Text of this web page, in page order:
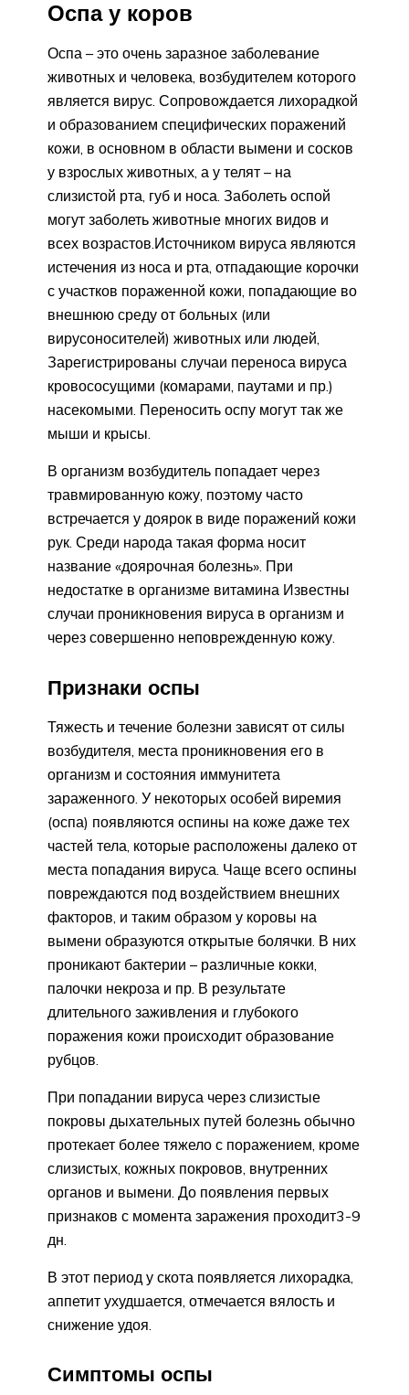
Оспа у коров
Оспа – это очень заразное заболевание
животных и человека, возбудителем которого
является вирус. Сопровождается лихорадкой
и образованием специфических поражений
кожи, в основном в области вымени и сосков
у взрослых животных, а у телят – на
слизистой рта, губ и носа. Заболеть оспой
могут заболеть животные многих видов и
всех возрастов.Источником вируса являются
истечения из носа и рта, отпадающие корочки
с участков пораженной кожи, попадающие во
внешнюю среду от больных (или
вирусоносителей) животных или людей,
Зарегистрированы случаи переноса вируса
кровососущими (комарами, паутами и пр.)
насекомыми. Переносить оспу могут так же
мыши и крысы.
В организм возбудитель попадает через
травмированную кожу, поэтому часто
встречается у доярок в виде поражений кожи
рук. Среди народа такая форма носит
название «доярочная болезнь». При
недостатке в организме витамина Известны
случаи проникновения вируса в организм и
через совершенно неповрежденную кожу.
Признаки оспы
Тяжесть и течение болезни зависят от силы
возбудителя, места проникновения его в
организм и состояния иммунитета
зараженного. У некоторых особей виремия
(оспа) появляются оспины на коже даже тех
частей тела, которые расположены далеко от
места попадания вируса. Чаще всего оспины
повреждаются под воздействием внешних
факторов, и таким образом у коровы на
вымени образуются открытые болячки. В них
проникают бактерии – различные кокки,
палочки некроза и пр. В результате
длительного заживления и глубокого
поражения кожи происходит образование
рубцов.
При попадании вируса через слизистые
покровы дыхательных путей болезнь обычно
протекает более тяжело с поражением, кроме
слизистых, кожных покровов, внутренних
органов и вымени. До появления первых
признаков с момента заражения проходит3-9
дн.
В этот период у скота появляется лихорадка,
аппетит ухудшается, отмечается вялость и
снижение удоя.
Симптомы оспы